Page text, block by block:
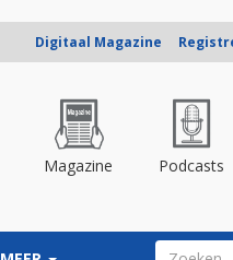
Digitaal Magazine
Magazine Podcasts